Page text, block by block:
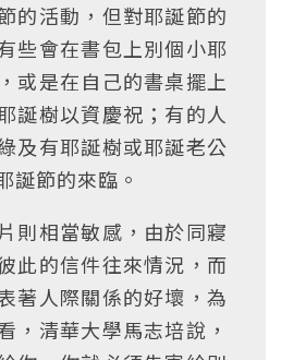
的活動，但對耶誕節的
些會在書包上別個小耶
或是在自己的書桌擺上
誕樹以資慶祝；有的人
及有耶誕樹或耶誕老公
誕節的來臨。
則相當敏感，由於同寢
此的信件往來情況，而
著人際關係的好壞，為
，清華大學馬志培說，